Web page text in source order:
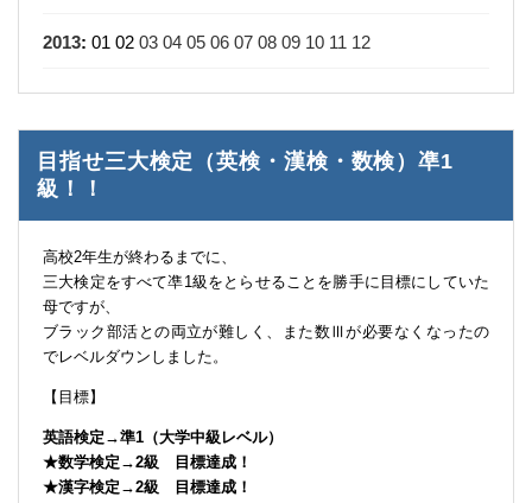
2013: 01 02 03 04 05 06 07 08 09 10 11 12
目指せ三大検定（英検・漢検・数検）凖1
級！！
高校2年生が終わるまでに、
三大検定をすべて凖1級をとらせることを勝手に目標にしていた
母ですが、
ブラック部活との両立が難しく、また数Ⅲが必要なくなったの
でレベルダウンしました。
【目標】
英語検定→準1（大学中級レベル）
★数学検定→2級 目標達成！
★漢字検定→2級 目標達成！